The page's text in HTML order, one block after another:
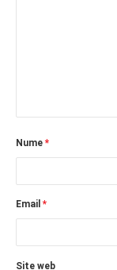
Nume *
Email *
Site web